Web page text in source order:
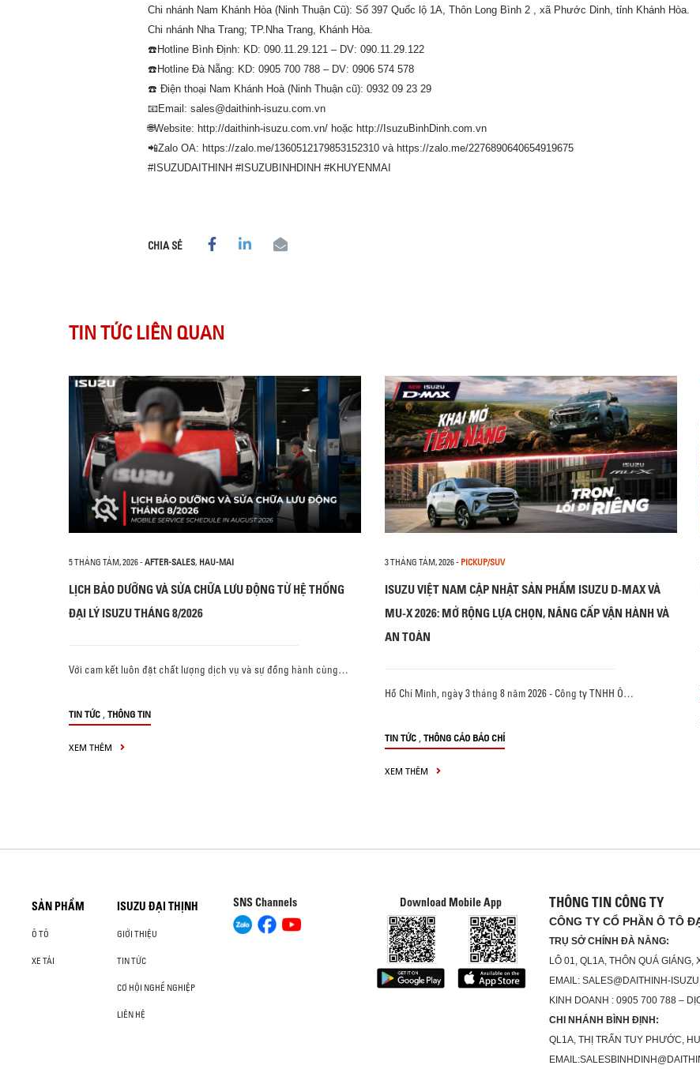
Chi nhánh Nam Khánh Hòa (Ninh Thuận Cũ): Số 397 Quốc lộ 1A, Thôn Long Bình 2 , xã Phước Dinh, tỉnh Khánh Hòa.
Chi nhánh Nha Trang; TP.Nha Trang, Khánh Hòa.
☎️Hotline Bình Định: KD: 090.11.29.121 – DV: 090.11.29.122
☎️Hotline Đà Nẵng: KD: 0905 700 788 – DV: 0906 574 578
☎️ Điện thoại Nam Khánh Hoà (Ninh Thuận cũ): 0932 09 23 29
📧Email: sales@daithinh-isuzu.com.vn
🌐Website: http://daithinh-isuzu.com.vn/ hoặc http://IsuzuBinhDinh.com.vn
📲Zalo OA: https://zalo.me/1360512179853152310 và https://zalo.me/2276890640654919675
#ISUZUDAITHINH #ISUZUBINHDINH #KHUYENMAI
CHIA SẺ
TIN TỨC LIÊN QUAN
5 THÁNG TÁM, 2026- AFTER-SALES, HAU-MAI
LỊCH BẢO DƯỠNG VÀ SỬA CHỮA LƯU ĐỘNG TỪ HỆ THỐNG
ĐẠI LÝ ISUZU THÁNG 8/2026
Với cam kết luôn đặt chất lượng dịch vụ và sự đồng hành cùng…
TIN TỨC , THÔNG TIN
XEM THÊM
3 THÁNG TÁM, 2026- PICKUP/SUV
ISUZU VIỆT NAM CẬP NHẬT SẢN PHẨM ISUZU D-MAX VÀ
MU-X 2026: MỞ RỘNG LỰA CHỌN, NÂNG CẤP VẬN HÀNH VÀ
AN TOÀN
Hồ Chí Minh, ngày 3 tháng 8 năm 2026 - Công ty TNHH Ô…
TIN TỨC , THÔNG CÁO BÁO CHÍ
XEM THÊM
SẢN PHẨM
Ô TÔ
XE TẢI
ISUZU ĐẠI THỊNH
GIỚI THIỆU
TIN TỨC
CƠ HỘI NGHỀ NGHIỆP
LIÊN HỆ
SNS Channels Download Mobile App THÔNG TIN CÔNG TY
CÔNG TY CỔ PHẦN Ô TÔ
TRỤ SỞ CHÍNH ĐÀ NẴNG:
LÔ 01, QL1A, THÔN QUÁ GIÁNG,
EMAIL: SALES@DAITHINH-
KINH DOANH : 0905 700 788 –
CHI NHÁNH BÌNH ĐỊNH:
QL1A, THỊ TRẤN TUY PHƯỚC,